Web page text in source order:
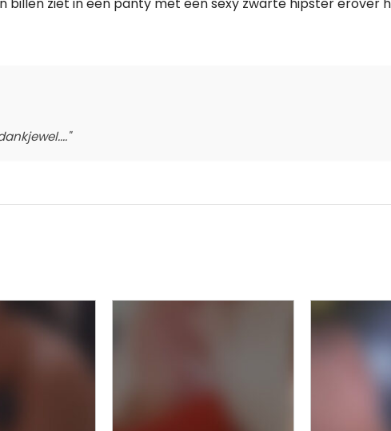
billen ziet in een panty met een sexy zwarte hipster erover